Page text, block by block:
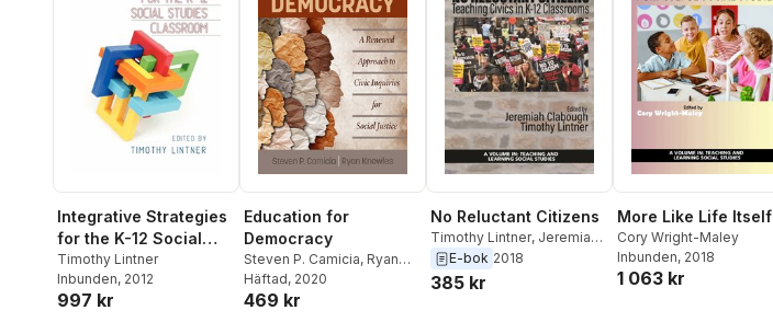
Integrative Strategies
for the K-12 Social
Studies Classroom
Timothy Lintner
Inbunden, 2012
997 kr
Education for
Democracy
Steven P. Camicia, Ryan
Knowles
Häftad, 2020
469 kr
No Reluctant Citizens
Timothy Lintner, Jeremiah
C. Clabough
E-bok 2018
385 kr
More Like Life Itself
Cory Wright-Maley
Inbunden, 2018
1 063 kr